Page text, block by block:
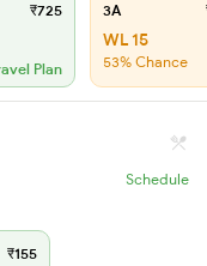
₹725
Plan
3A
WL 15
53% Chance
Schedule
₹155